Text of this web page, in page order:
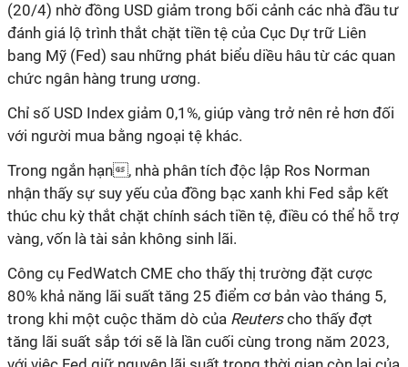
(20/4) nhờ đồng USD giảm trong bối cảnh các nhà đầu tư
đánh giá lộ trình thắt chặt tiền tệ của Cục Dự trữ Liên
bang Mỹ (Fed) sau những phát biểu diều hâu từ các quan
chức ngân hàng trung ương.
Chỉ số USD Index giảm 0,1%, giúp vàng trở nên rẻ hơn đối
với người mua bằng ngoại tệ khác.
Trong ngắn hạn, nhà phân tích độc lập Ros Norman
nhận thấy sự suy yếu của đồng bạc xanh khi Fed sắp kết
thúc chu kỳ thắt chặt chính sách tiền tệ, điều có thể hỗ trợ
vàng, vốn là tài sản không sinh lãi.
Công cụ FedWatch CME cho thấy thị trường đặt cược
80% khả năng lãi suất tăng 25 điểm cơ bản vào tháng 5,
trong khi một cuộc thăm dò của Reuterscho thấy đợt
tăng lãi suất sắp tới sẽ là lần cuối cùng trong năm 2023,